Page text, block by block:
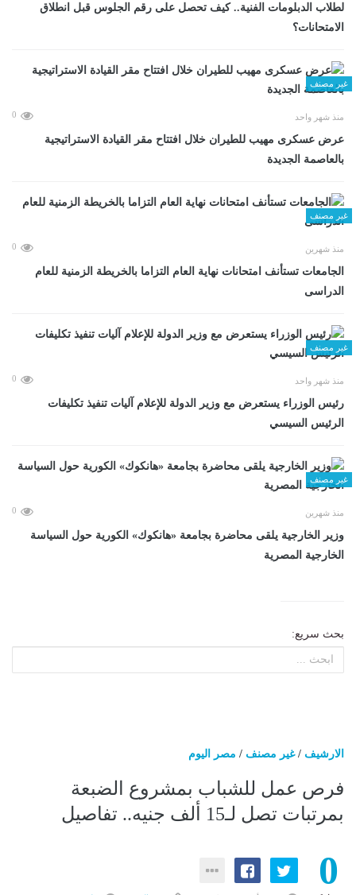
لطلاب الدبلومات الفنية.. كيف تحصل على رقم الجلوس قبل انطلاق
الامتحانات؟
غير مصنف
منذ شهر واحد 0
عرض عسكرى مهيب للطيران خلال افتتاح مقر القيادة الاستراتيجية
بالعاصمة الجديدة
غير مصنف
منذ شهرين 0
الجامعات تستأنف امتحانات نهاية العام التزاما بالخريطة الزمنية للعام
الدراسى
غير مصنف
منذ شهر واحد 0
رئيس الوزراء يستعرض مع وزير الدولة للإعلام آليات تنفيذ تكليفات
الرئيس السيسي
غير مصنف
منذ شهرين 0
وزير الخارجية يلقى محاضرة بجامعة «هانكوك» الكورية حول السياسة
الخارجية المصرية
بحث سريع:
الارشيف /غير مصنف / مصر اليوم
فرص عمل للشباب بمشروع الضبعة
بمرتبات تصل لـ15 ألف جنيه.. تفاصيل
0